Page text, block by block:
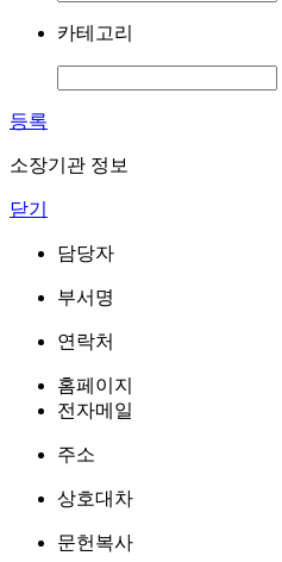
카테고리
등록
소장기관 정보
닫기
담당자
부서명
연락처
홈페이지
전자메일
주소
상호대차
문헌복사